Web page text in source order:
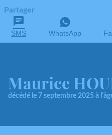
Partager
SMS WhatsApp
Maurice
décédé le 7 septembre 2025 à